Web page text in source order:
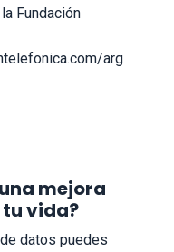
Fundación
arg
mejora
vida?
datos puedes